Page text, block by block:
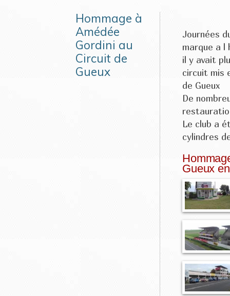
Hommage à
Amédée
Gordini au
Circuit de
Gueux
Journées
marque a l
il y avait
circuit mis
de Gueux
De
Le club a
cylindres
Gueux